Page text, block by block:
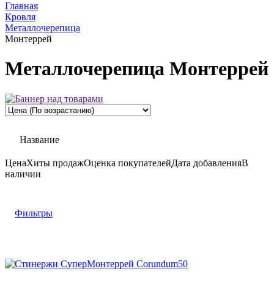
Главная
Кровля
Металлочерепица
Монтеррей
Металлочерепица Монтеррей
Название
ЦенаХиты продажОценка покупателейДата добавленияВ
наличии
Фильтры